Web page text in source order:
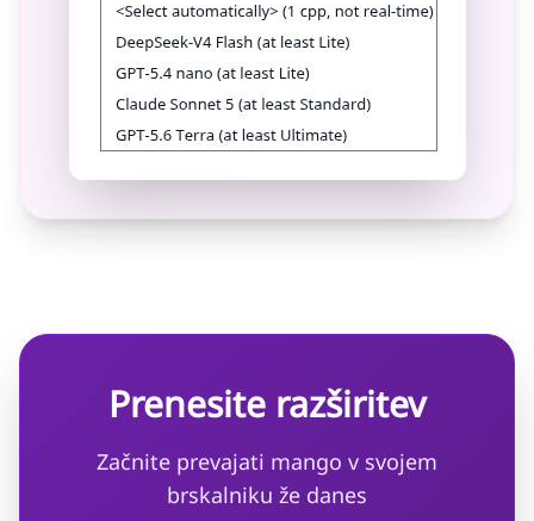
Prenesite razširitev
Začnite prevajati mango v svojem
brskalniku že danes